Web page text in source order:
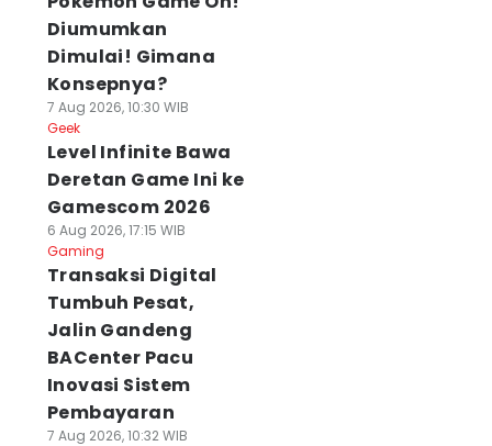
Diumumkan
Dimulai! Gimana
Konsepnya?
7 Aug 2026, 10:30 WIB
Geek
Level Infinite Bawa
Deretan Game Ini ke
Gamescom 2026
6 Aug 2026, 17:15 WIB
Gaming
Transaksi Digital
Tumbuh Pesat,
Jalin Gandeng
BACenter Pacu
Inovasi Sistem
Pembayaran
7 Aug 2026, 10:32 WIB